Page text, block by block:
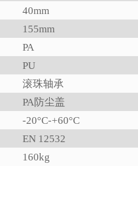
40mm
155mm
PA
PU
滚珠轴承
PA防尘盖
-20°C-+60°C
EN 12532
160kg